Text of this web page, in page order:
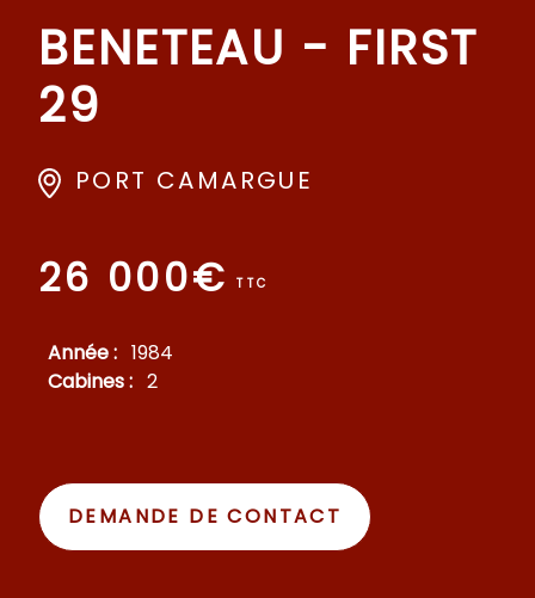
BENETEAU - FIRST
29
PORT CAMARGUE
26 000€ TTC
Année : 1984
Cabines : 2
DEMANDE DE CONTACT